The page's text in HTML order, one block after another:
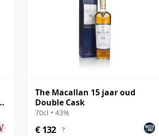
The Macallan 15 jaar oud
Double Cask
70cl • 43%
€ 132 ?